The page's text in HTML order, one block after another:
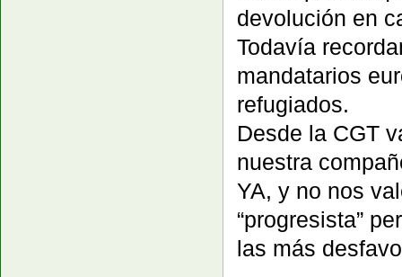
devolución en
Todavía
mandatarios
refugiados.
Desde la CGT
nuestra
YA, y no nos
“progresista”
las más